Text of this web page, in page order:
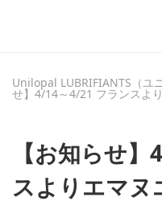
Unilopal LUBRIFIANTS（ユ
せ】4/14～4/21 フランスよ
【お知らせ
スよりエマヌ